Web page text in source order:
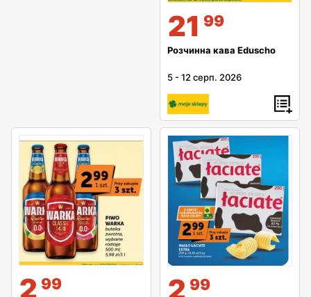
21 99
Розчинна кава Eduscho
5 -12 серп. 2026
2 99 2 99